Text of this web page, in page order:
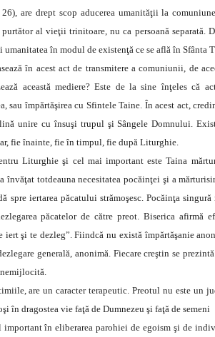
are drept scop aducerea umanităţii la
al vieţii trinitoare, nu ca persoană separată.
umanitatea în modul de existenţă ce se află în Sfânta
în acest act de transmitere a comuniunii, de
această mediere? Este de la sine înţeles că
sau împărtăşirea cu Sfintele Taine. În acest act,
unire cu însuşi trupul şi Sângele Domnului.
fie înainte, fie în timpul, fie după Liturghie.
Liturghie şi cel mai important este Taina
învăţat totdeauna necesitatea pocăinţei şi a
spre iertarea păcatului strămoşesc. Pocăinţa
păcatelor de către preot. Biserica
iert şi te dezleg”. Fiindcă nu există împărtăşanie
generală, anonimă. Fiecare creştin se
nemijlocită.
are un caracter terapeutic. Preotul nu este un
în dragostea vie faţă de Dumnezeu şi faţă de semeni
în eliberarea parohiei de egoism şi de